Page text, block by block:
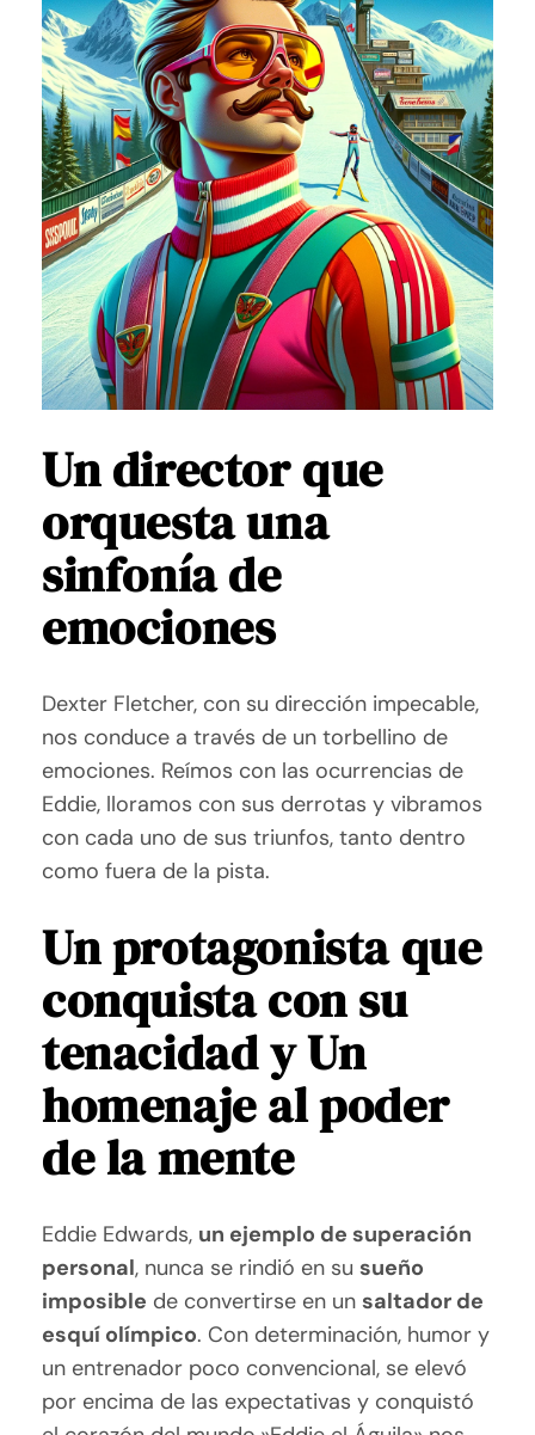
Un director que
orquesta una
sinfonía de
emociones
Dexter Fletcher, con su dirección impecable,
nos conduce a través de un torbellino de
emociones. Reímos con las ocurrencias de
Eddie, lloramos con sus derrotas y vibramos
con cada uno de sus triunfos, tanto dentro
como fuera de la pista.
Un protagonista que
conquista con su
tenacidad yUn
homenaje al poder
de la mente
Eddie Edwards, un ejemplo de superación
personal, nunca se rindió en susueño
imposible de convertirse en unsaltador de
esquí olímpico. Con determinación, humor y
un entrenador poco convencional, se elevó
por encima de las expectativas y conquistó